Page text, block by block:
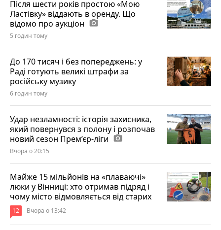
Після шести років простою «Мою
Ластівку» віддають в оренду. Що
відомо про аукціон photo_camera
5 годин тому
До 170 тисяч і без попереджень: у
Раді готують великі штрафи за
російську музику
6 годин тому
Удар незламності: історія захисника,
який повернувся з полону і розпочав
новий сезон Прем’єр-ліги photo_camera
Вчора о 20:15
Майже 15 мільйонів на «плаваючі»
люки у Вінниці: хто отримав підряд і
чому місто відмовляється від старих
12 Вчора о 13:42